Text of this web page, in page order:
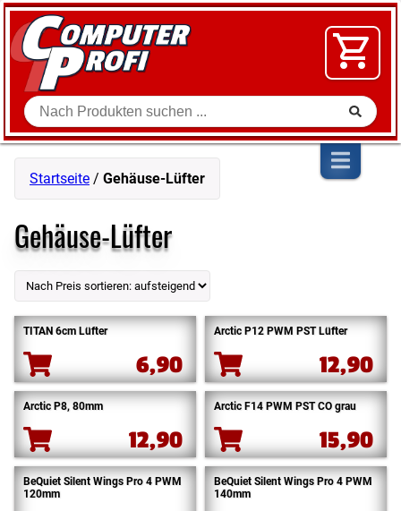
Zum Inhalt springen
Suche
SOFTWARE
VIDEO
SHOP
Startseite / Gehäuse-Lüfter
Gehäuse-Lüfter
TITAN 6cm Lüfter
6,90
Arctic P12 PWM PST Lüfter
12,90
Arctic P8, 80mm
12,90
Arctic F14 PWM PST CO grau
15,90
BeQuiet Silent Wings Pro 4 PWM
120mm
BeQuiet Silent Wings Pro 4 PWM
140mm